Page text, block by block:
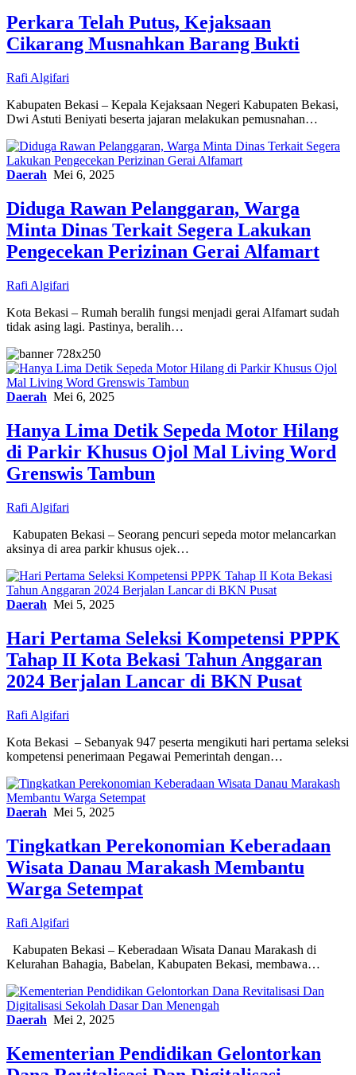
Perkara Telah Putus, Kejaksaan
Cikarang Musnahkan Barang Bukti
Rafi Algifari
Kabupaten Bekasi – Kepala Kejaksaan Negeri Kabupaten Bekasi,
Dwi Astuti Beniyati beserta jajaran melakukan pemusnahan…
Daerah Mei 6, 2025
Diduga Rawan Pelanggaran, Warga
Minta Dinas Terkait Segera Lakukan
Pengecekan Perizinan Gerai Alfamart
Rafi Algifari
Kota Bekasi – Rumah beralih fungsi menjadi gerai Alfamart sudah
tidak asing lagi. Pastinya, beralih…
Daerah Mei 6, 2025
Hanya Lima Detik Sepeda Motor Hilang
di Parkir Khusus Ojol Mal Living Word
Grenswis Tambun
Rafi Algifari
Kabupaten Bekasi – Seorang pencuri sepeda motor melancarkan
aksinya di area parkir khusus ojek…
Daerah Mei 5, 2025
Hari Pertama Seleksi Kompetensi PPPK
Tahap II Kota Bekasi Tahun Anggaran
2024 Berjalan Lancar di BKN Pusat
Rafi Algifari
Kota Bekasi – Sebanyak 947 peserta mengikuti hari pertama seleksi
kompetensi penerimaan Pegawai Pemerintah dengan…
Daerah Mei 5, 2025
Tingkatkan Perekonomian Keberadaan
Wisata Danau Marakash Membantu
Warga Setempat
Rafi Algifari
Kabupaten Bekasi – Keberadaan Wisata Danau Marakash di
Kelurahan Bahagia, Babelan, Kabupaten Bekasi, membawa…
Daerah Mei 2, 2025
Kementerian Pendidikan Gelontorkan